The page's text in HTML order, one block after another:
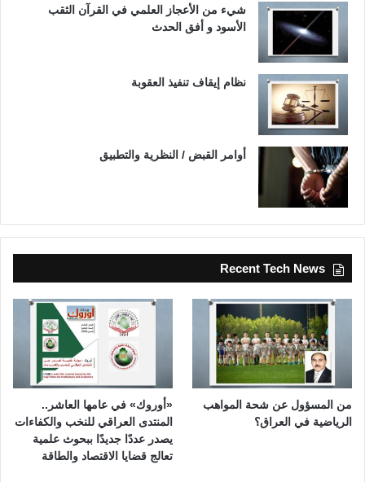
شيء من الأعجاز العلمي في القرآن الثقب
الأسود و أفق الحدث
نظام إيقاف تنفيذ العقوبة
أوامر القبض / النظرية والتطبيق
Recent Tech News
من المسؤول عن شحة المواهب
الرياضية في العراق؟
«أوروك» في عامها العاشر..
المنتدى العراقي للنخب والكفاءات
يصدر عددًا جديدًا ببحوث علمية
تعالج قضايا الاقتصاد والطاقة